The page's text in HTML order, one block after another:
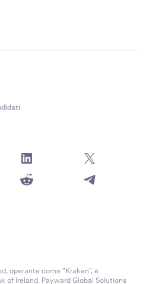
operante come "Kraken", è
of Ireland. Payward Global Solutions